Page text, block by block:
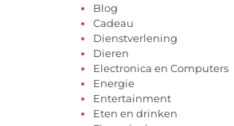
Blog
Cadeau
Dienstverlening
Dieren
Electronica en Computers
Energie
Entertainment
Eten en drinken